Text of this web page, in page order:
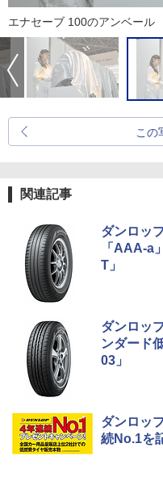
エナセーブ 100のアンベール
この
関連記事
ダンロッ
「AAA-a
T」
ダンロッ
ンダード
03」
ダンロッ
続No.1を